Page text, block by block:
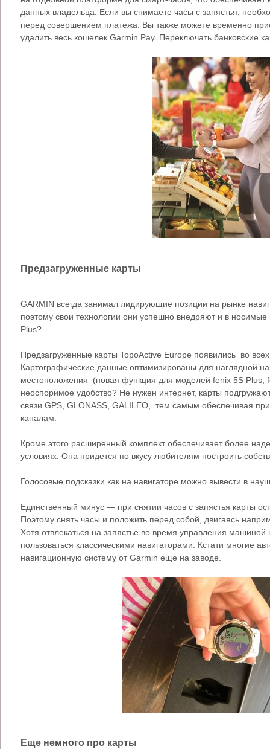
данных владельца. Если вы снимаете часы с запястья,
перед совершением платежа. Вы также можете временно
удалить весь кошелек Garmin Pay. Переключать банковские
Предзагруженные карты
GARMIN всегда занимал лидирующие позиции на рынке
поэтому свои технологии они успешно внедряют и в носимые
Plus?
Предзагруженные карты TopoActive Europe появились во
Картографические данные оптимизированы для наглядной
местоположения (новая функция для моделей fēnix 5S Plus,
неоспоримое удобство? Не нужен интернет, карты
связи GPS, GLONASS, GALILEO, тем самым обеспечивая
каналам.
Кроме этого расширенный комплект обеспечивает более
условиях. Она придется по вкусу любителям построить
Голосовые подсказки как на навигаторе можно вывести в
Единственный минус — при снятии часов с запястья карты
Поэтому снять часы и положить перед собой, двигаясь
Хотя отвлекаться на запястье во время управления
пользоваться классическими навигаторами. Кстати многие
навигационную систему от Garmin еще на заводе.
Еще немного про карты